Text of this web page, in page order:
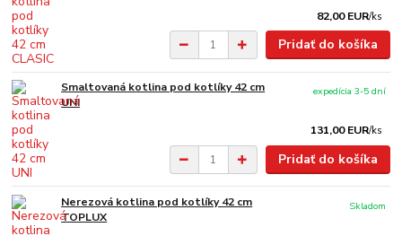
82,00 EUR/ks
Pridať do košíka
Smaltovaná kotlina pod kotlíky 42 cm
UNI
131,00 EUR/ks
expedícia 3-5 dní
Pridať do košíka
Nerezová kotlina pod kotlíky 42 cm
TOPLUX
Skladom